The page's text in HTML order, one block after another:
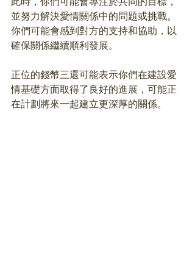
並努力解決愛情關係中的問題或挑戰。
你們可能會感到對方的支持和協助，以
確保關係繼續順利發展。
正位的錢幣三還可能表示你們在建設愛
情基礎方面取得了良好的進展，可能正
在計劃將來一起建立更深厚的關係。